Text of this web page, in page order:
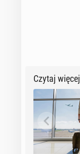
Czytaj więcej